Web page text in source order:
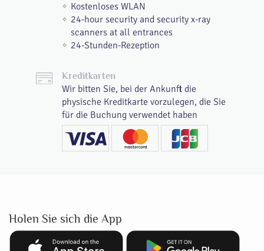
Kostenloses WLAN
24-hour security and security x-ray
scanners at all entrances
24-Stunden-Rezeption
Kreditkarten
Wir bitten Sie, bei der Ankunft die
physische Kreditkarte vorzulegen, die Sie
für die Buchung verwendet haben
Holen Sie sich die App